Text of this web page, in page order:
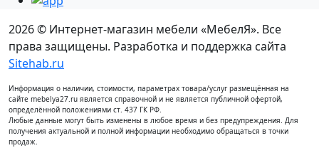
2026 © Интернет-магазин мебели «МебелЯ». Все
права защищены. Разработка и поддержка сайта
Sitehab.ru
Информация о наличии, стоимости, параметрах товара/услуг размещённая на
сайте mebelya27.ru является справочной и не является публичной офертой,
определённой положениями ст. 437 ГК РФ.
Любые данные могут быть изменены в любое время и без предупреждения. Для
получения актуальной и полной информации необходимо обращаться в точки
продаж.